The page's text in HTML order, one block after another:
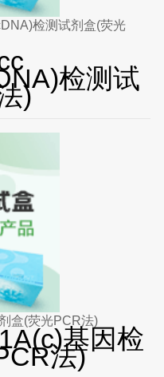
检测试剂盒(荧光
检测试
)
盒(荧光PCR法)
基因检
法)